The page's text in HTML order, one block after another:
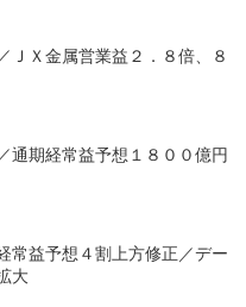
ＪＸ金属営業益２．８倍、８
通期経常益予想１８００億円
常益予想４割上方修正／デー
大